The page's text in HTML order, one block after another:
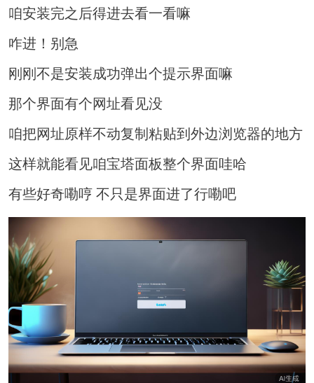
咱安装完之后得进去看一看嘛
咋进！别急
刚刚不是安装成功弹出个提示界面嘛
那个界面有个网址看见没
咱把网址原样不动复制粘贴到外边浏览器的地方
这样就能看见咱宝塔面板整个界面哇哈
有些好奇嘞哼 不只是界面进了行嘞吧